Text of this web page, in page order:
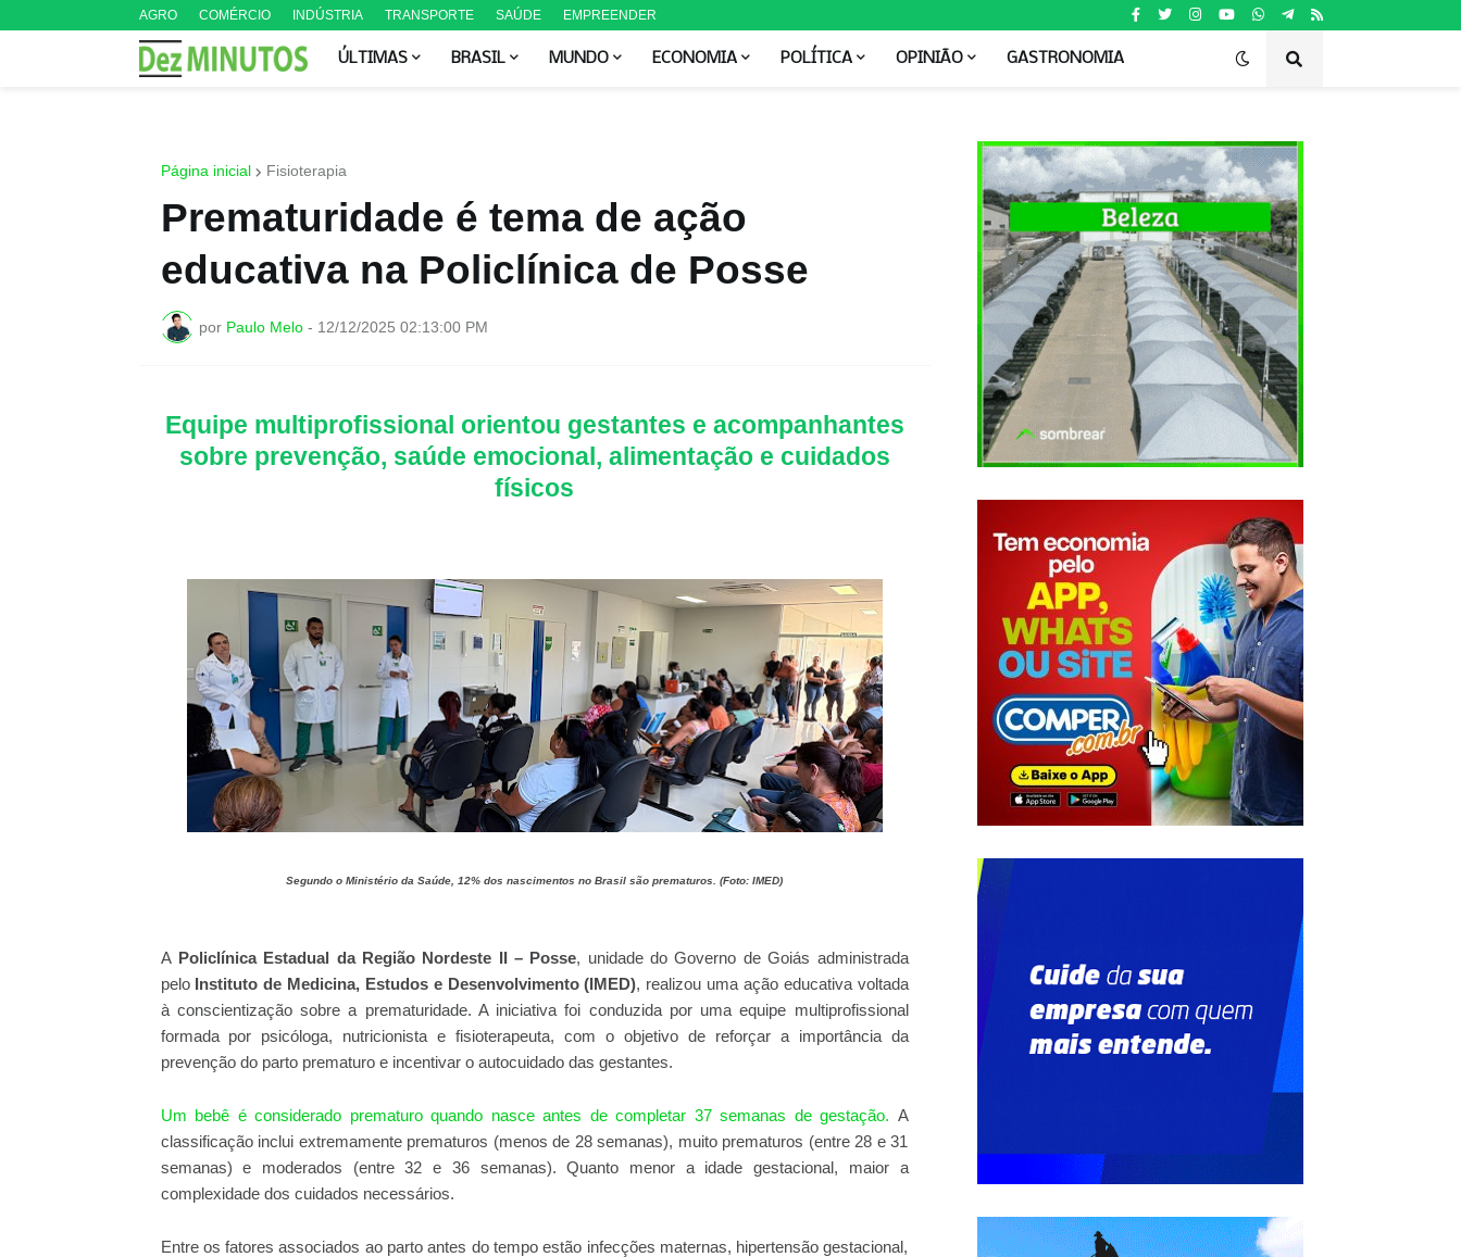
AGRO COMÉRCIO INDÚSTRIA TRANSPORTE SAÚDE EMPREENDER
ÚLTIMAS BRASIL MUNDO ECONOMIA POLÍTICA OPINIÃO GASTRONOMIA
Página inicial Fisioterapia
Prematuridade é tema de ação
educativa na Policlínica de Posse
por Paulo Melo - 12/12/2025 02:13:00 PM
Equipe multiprofissional orientou gestantes e acompanhantes
sobre prevenção, saúde emocional, alimentação e cuidados
físicos
Segundo o Ministério da Saúde, 12% dos nascimentos no Brasil são prematuros. (Foto: IMED)
A Policlínica Estadual da Região Nordeste II – Posse, unidade do Governo de Goiás administrada
pelo Instituto de Medicina, Estudos e Desenvolvimento (IMED), realizou uma ação educativa voltada
à conscientização sobre a prematuridade. A iniciativa foi conduzida por uma equipe multiprofissional
formada por psicóloga, nutricionista e fisioterapeuta, com o objetivo de reforçar a importância da
prevenção do parto prematuro e incentivar o autocuidado das gestantes.
Um bebê é considerado prematuro quando nasce antes de completar 37 semanas de gestação. A
classificação inclui extremamente prematuros (menos de 28 semanas), muito prematuros (entre 28 e 31
semanas) e moderados (entre 32 e 36 semanas). Quanto menor a idade gestacional, maior a
complexidade dos cuidados necessários.
Entre os fatores associados ao parto antes do tempo estão infecções maternas, hipertensão gestacional,